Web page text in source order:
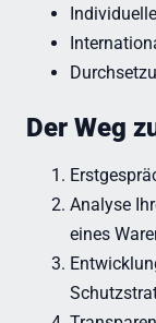
Der Weg
Analyse
eines